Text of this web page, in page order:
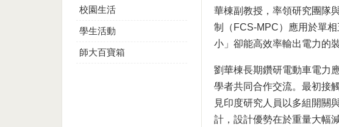
校園生活
學生活動
師大百寶箱
華棟副教授，率領研究團隊
制（FCS-MPC）應用於單
小」卻能高效率輸出電力的
劉華棟長期鑽研電動車電力
學者共同合作交流。最初接
見印度研究人員以多組開關
計，設計優勢在於重量大幅